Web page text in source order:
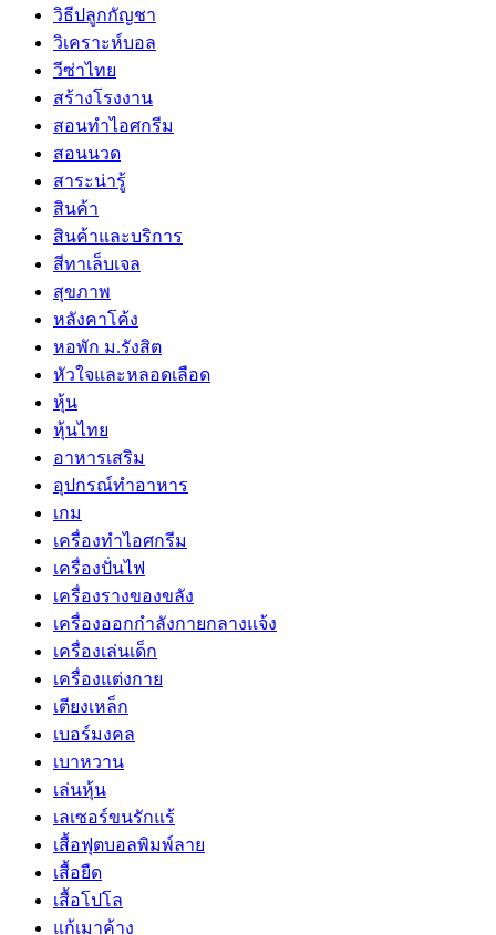
วิธีปลูกกัญชา
วิเคราะห์บอล
วีซ่าไทย
สร้างโรงงาน
สอนทำไอศกรีม
สอนนวด
สาระน่ารู้
สินค้า
สินค้าและบริการ
สีทาเล็บเจล
สุขภาพ
หลังคาโค้ง
หอพัก ม.รังสิต
หัวใจและหลอดเลือด
หุ้น
หุ้นไทย
อาหารเสริม
อุปกรณ์ทำอาหาร
เกม
เครื่องทำไอศกรีม
เครื่องปั่นไฟ
เครื่องรางของขลัง
เครื่องออกกำลังกายกลางแจ้ง
เครื่องเล่นเด็ก
เครื่องแต่งกาย
เตียงเหล็ก
เบอร์มงคล
เบาหวาน
เล่นหุ้น
เลเซอร์ขนรักแร้
เสื้อฟุตบอลพิมพ์ลาย
เสื้อยืด
เสื้อโปโล
แก้เมาค้าง